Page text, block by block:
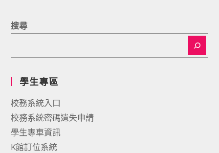
搜尋
學生專區
校務系統入口
校務系統密碼遺失申請
學生專車資訊
K館訂位系統